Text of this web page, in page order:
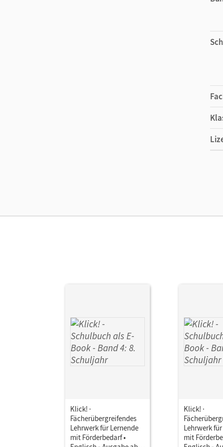
Klick! ·
Fächerübergreifendes
Lehrwerk für Lernende
mit Förderbedarf •
Klick! ·
Lehrwerk
mit